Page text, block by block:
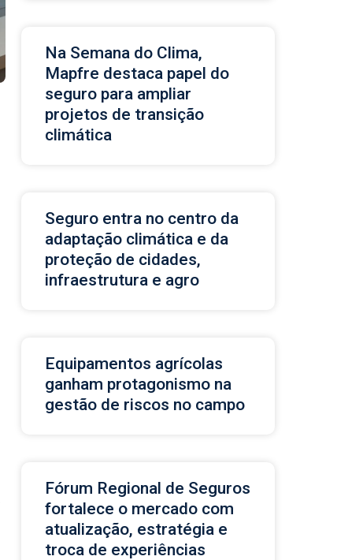
Na Semana do Clima,
Mapfre destaca papel do
seguro para ampliar
projetos de transição
climática
Seguro entra no centro da
adaptação climática e da
proteção de cidades,
infraestrutura e agro
Equipamentos agrícolas
ganham protagonismo na
gestão de riscos no campo
Fórum Regional de Seguros
fortalece o mercado com
atualização, estratégia e
troca de experiências